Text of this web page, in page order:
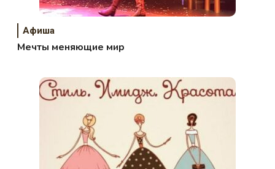
Афиша
Мечты меняющие мир